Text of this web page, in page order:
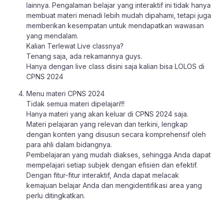
lainnya. Pengalaman belajar yang interaktif ini tidak hanya
membuat materi menadi lebih mudah dipahami, tetapi juga
memberikan kesempatan untuk mendapatkan wawasan
yang mendalam.
Kalian Terlewat Live classnya?
Tenang saja, ada rekamannya guys.
Hanya dengan live class disini saja kalian bisa LOLOS di
CPNS 2024
Menu materi CPNS 2024
Tidak semua materi dipelajari!!!
Hanya materi yang akan keluar di CPNS 2024 saja.
Materi pelajaran yang relevan dan terkini, lengkap
dengan konten yang disusun secara komprehensif oleh
para ahli dalam bidangnya.
Pembelajaran yang mudah diakses, sehingga Anda dapat
mempelajari setiap subjek dengan efisien dan efektif.
Dengan fitur-fitur interaktif, Anda dapat melacak
kemajuan belajar Anda dan mengidentifikasi area yang
perlu ditingkatkan.